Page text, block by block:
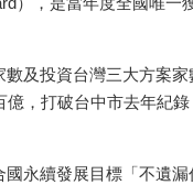
及投資台灣三大方案
，打破台中市去年紀
永續發展目標「不遺